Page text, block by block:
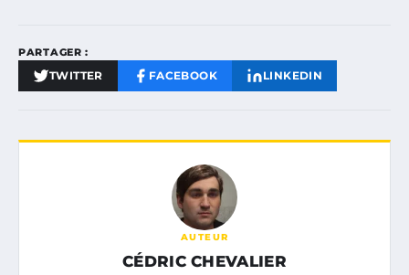
PARTAGER :
TWITTER FACEBOOK LINKEDIN
AUTEUR
CÉDRIC CHEVALIER